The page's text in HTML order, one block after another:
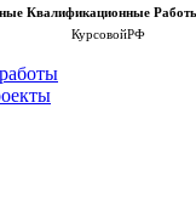
Квалификационные
КурсовойРФ